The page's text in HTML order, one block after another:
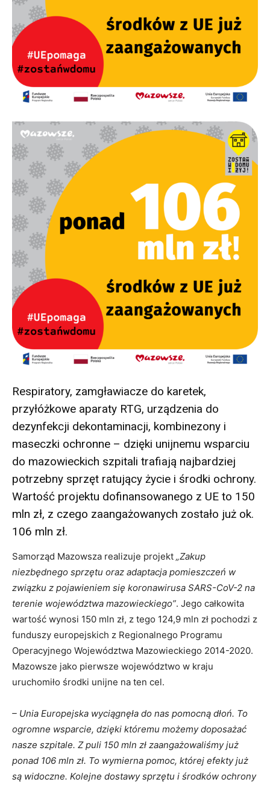
Respiratory, zamgławiacze do karetek,
przyłóżkowe aparaty RTG, urządzenia do
dezynfekcji dekontaminacji, kombinezony i
maseczki ochronne – dzięki unijnemu wsparciu
do mazowieckich szpitali trafiają najbardziej
potrzebny sprzęt ratujący życie i środki ochrony.
Wartość projektu dofinansowanego z UE to 150
mln zł, z czego zaangażowanych zostało już ok.
106 mln zł.
Samorząd Mazowsza realizuje projekt „Zakup
niezbędnego sprzętu oraz adaptacja pomieszczeń w
związku z pojawieniem się koronawirusa SARS-CoV-2 na
terenie województwa mazowieckiego”. Jego całkowita
wartość wynosi 150 mln zł, z tego 124,9 mln zł pochodzi z
funduszy europejskich z Regionalnego Programu
Operacyjnego Województwa Mazowieckiego 2014-2020.
Mazowsze jako pierwsze województwo w kraju
uruchomiło środki unijne na ten cel.
– Unia Europejska wyciągnęła do nas pomocną dłoń. To
ogromne wsparcie, dzięki któremu możemy doposażać
nasze szpitale. Z puli 150 mln zł zaangażowaliśmy już
ponad 106 mln zł. To wymierna pomoc, której efekty już
są widoczne. Kolejne dostawy sprzętu i środków ochrony